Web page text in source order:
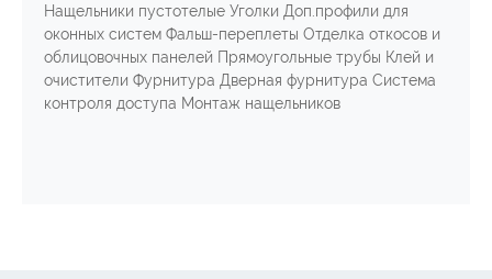
Нащельники пустотелые Уголки Доп.профили для
оконных систем Фальш-переплеты Отделка откосов и
облицовочных панелей Прямоугольные трубы Клей и
очистители Фурнитура Дверная фурнитура Система
контроля доступа Монтаж нащельников